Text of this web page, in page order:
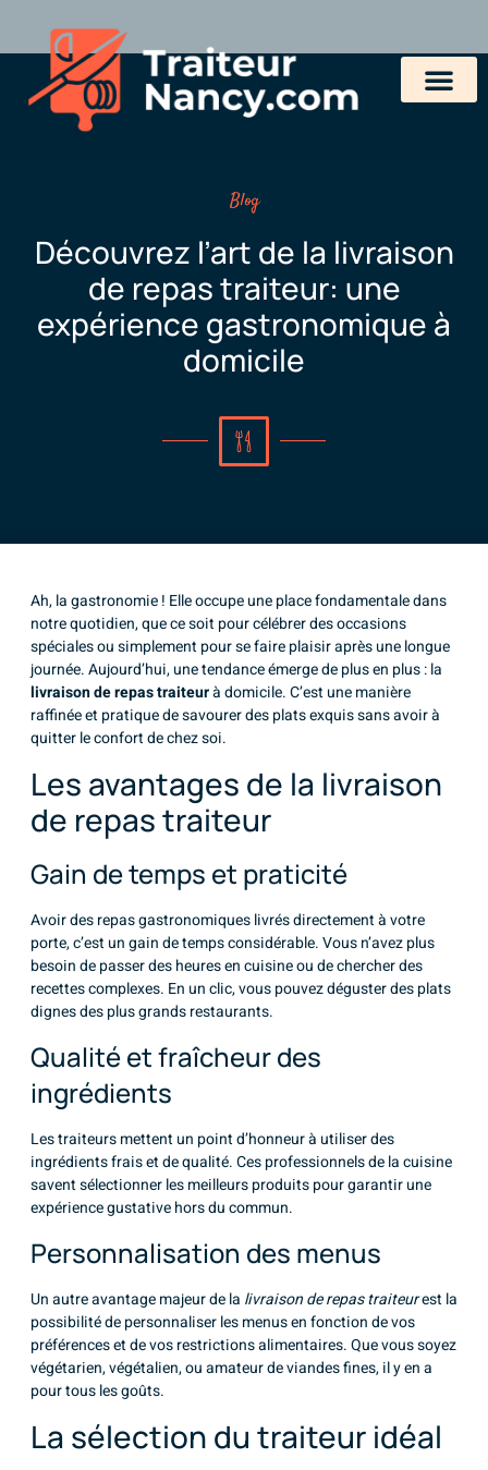
Blog
Découvrez l’art de la livraison
de repas traiteur: une
expérience gastronomique à
domicile
Ah, la gastronomie ! Elle occupe une place fondamentale dans
notre quotidien, que ce soit pour célébrer des occasions
spéciales ou simplement pour se faire plaisir après une longue
journée. Aujourd’hui, une tendance émerge de plus en plus : la
livraison de repas traiteurà domicile. C’est une manière
raffinée et pratique de savourer des plats exquis sans avoir à
quitter le confort de chez soi.
Les avantages de la livraison
de repas traiteur
Gain de temps et praticité
Avoir des repas gastronomiques livrés directement à votre
porte, c’est un gain de temps considérable. Vous n’avez plus
besoin de passer des heures en cuisine ou de chercher des
recettes complexes. En un clic, vous pouvez déguster des plats
dignes des plus grands restaurants.
Qualité et fraîcheur des
ingrédients
Les traiteurs mettent un point d’honneur à utiliser des
ingrédients frais et de qualité. Ces professionnels de la cuisine
savent sélectionner les meilleurs produits pour garantir une
expérience gustative hors du commun.
Personnalisation des menus
Un autre avantage majeur de la livraison de repas traiteurest la
possibilité de personnaliser les menus en fonction de vos
préférences et de vos restrictions alimentaires. Que vous soyez
végétarien, végétalien, ou amateur de viandes fines, il y en a
pour tous les goûts.
La sélection du traiteur idéal